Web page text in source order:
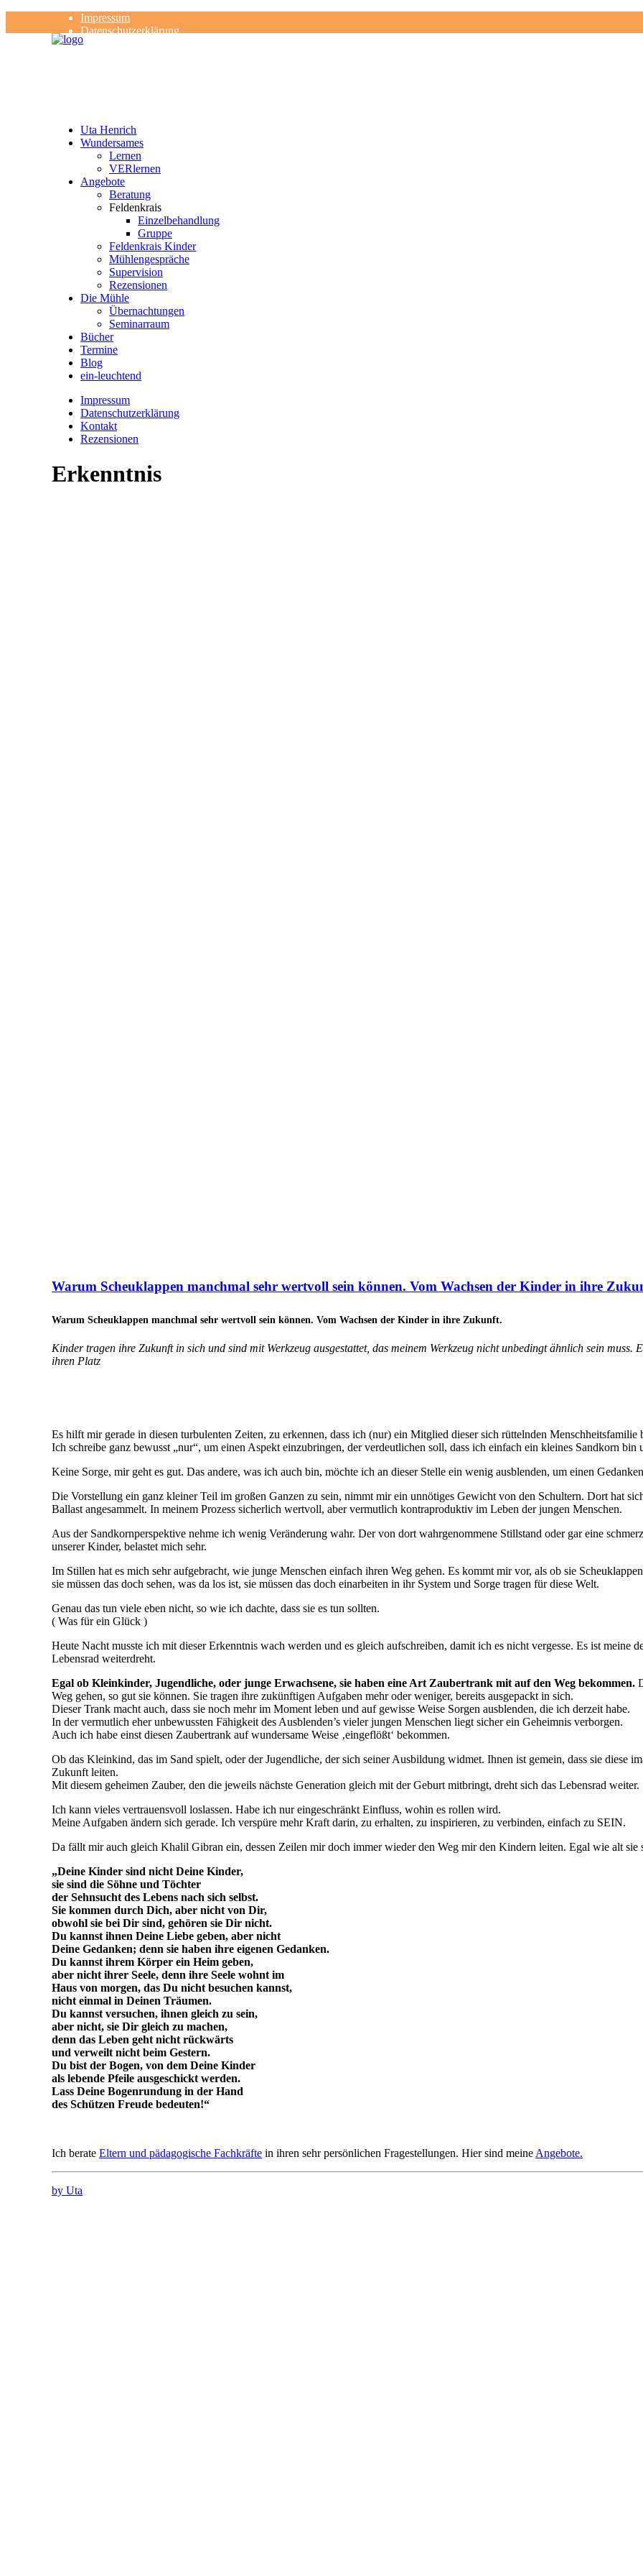
Impressum
Datenschutzerklärung
Kontakt
Uta Henrich
Wundersames
Lernen
VERlernen
Angebote
Beratung
Feldenkrais
Einzelbehandlung
Gruppe
Feldenkrais Kinder
Mühlengespräche
Supervision
Rezensionen
Die Mühle
Übernachtungen
Seminarraum
Bücher
Termine
Blog
ein-leuchtend
Impressum
Datenschutzerklärung
Kontakt
Rezensionen
Erkenntnis
Warum Scheuklappen manchmal sehr wertvoll sein können. Vom Wachsen der Kinder in ihre
Warum Scheuklappen manchmal sehr wertvoll sein können. Vom Wachsen der Kinder in ihre Zukunft.
Kinder tragen ihre Zukunft in sich und sind mit Werkzeug ausgestattet, das meinem Werkzeug nicht unbedingt ähnlich sein
ihren Platz
Es hilft mir gerade in diesen turbulenten Zeiten, zu erkennen, dass ich (nur) ein Mitglied dieser sich rüttelnden Menschheitsfamilie
Ich schreibe ganz bewusst „nur“, um einen Aspekt einzubringen, der verdeutlichen soll, dass ich einfach ein kleines Sandkorn bin
Keine Sorge, mir geht es gut. Das andere, was ich auch bin, möchte ich an dieser Stelle ein wenig ausblenden, um einen
Die Vorstellung ein ganz kleiner Teil im großen Ganzen zu sein, nimmt mir ein unnötiges Gewicht von den Schultern. Dort hat
Ballast angesammelt. In meinem Prozess sicherlich wertvoll, aber vermutlich kontraproduktiv im Leben der jungen Menschen.
Aus der Sandkornperspektive nehme ich wenig Veränderung wahr. Der von dort wahrgenommene Stillstand oder gar eine
unserer Kinder, belastet mich sehr.
Im Stillen hat es mich sehr aufgebracht, wie junge Menschen einfach ihren Weg gehen. Es kommt mir vor, als ob sie
sie müssen das doch sehen, was da los ist, sie müssen das doch einarbeiten in ihr System und Sorge tragen für diese Welt.
Genau das tun viele eben nicht, so wie ich dachte, dass sie es tun sollten.
( Was für ein Glück )
Heute Nacht musste ich mit dieser Erkenntnis wach werden und es gleich aufschreiben, damit ich es nicht vergesse. Es ist meine
Lebensrad weiterdreht.
Egal ob Kleinkinder, Jugendliche, oder junge Erwachsene, sie haben eine Art Zaubertrank mit auf den Weg bekommen.
Weg gehen, so gut sie können. Sie tragen ihre zukünftigen Aufgaben mehr oder weniger, bereits ausgepackt in sich.
Dieser Trank macht auch, dass sie noch mehr im Moment leben und auf gewisse Weise Sorgen ausblenden, die ich derzeit habe.
In der vermutlich eher unbewussten Fähigkeit des Ausblenden’s vieler jungen Menschen liegt sicher ein Geheimnis verborgen.
Auch ich habe einst diesen Zaubertrank auf wundersame Weise ‚eingeflößt‘ bekommen.
Ob das Kleinkind, das im Sand spielt, oder der Jugendliche, der sich seiner Ausbildung widmet. Ihnen ist gemein, dass sie diese
Zukunft leiten.
Mit diesem geheimen Zauber, den die jeweils nächste Generation gleich mit der Geburt mitbringt, dreht sich das Lebensrad weiter.
Ich kann vieles vertrauensvoll loslassen. Habe ich nur eingeschränkt Einfluss, wohin es rollen wird.
Meine Aufgaben ändern sich gerade. Ich verspüre mehr Kraft darin, zu erhalten, zu inspirieren, zu verbinden, einfach zu SEIN.
Da fällt mir auch gleich Khalil Gibran ein, dessen Zeilen mir doch immer wieder den Weg mir den Kindern leiten. Egal wie alt sie
„Deine Kinder sind nicht Deine Kinder,
sie sind die Söhne und Töchter
der Sehnsucht des Lebens nach sich selbst.
Sie kommen durch Dich, aber nicht von Dir,
obwohl sie bei Dir sind, gehören sie Dir nicht.
Du kannst ihnen Deine Liebe geben, aber nicht
Deine Gedanken; denn sie haben ihre eigenen Gedanken.
Du kannst ihrem Körper ein Heim geben,
aber nicht ihrer Seele, denn ihre Seele wohnt im
Haus von morgen, das Du nicht besuchen kannst,
nicht einmal in Deinen Träumen.
Du kannst versuchen, ihnen gleich zu sein,
aber nicht, sie Dir gleich zu machen,
denn das Leben geht nicht rückwärts
und verweilt nicht beim Gestern.
Du bist der Bogen, von dem Deine Kinder
als lebende Pfeile ausgeschickt werden.
Lass Deine Bogenrundung in der Hand
des Schützen Freude bedeuten!“
Ich berate Eltern und pädagogische Fachkräfte in ihren sehr persönlichen Fragestellungen. Hier sind meine Angebote.
by Uta